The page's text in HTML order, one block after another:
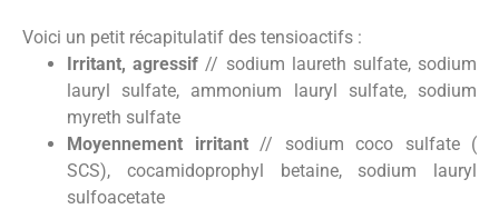
Voici un petit récapitulatif des tensioactifs :
Irritant, agressif // sodium laureth sulfate, sodium
lauryl sulfate, ammonium lauryl sulfate, sodium
myreth sulfate
Moyennement irritant // sodium coco sulfate (
SCS), cocamidoprophyl betaine, sodium lauryl
sulfoacetate